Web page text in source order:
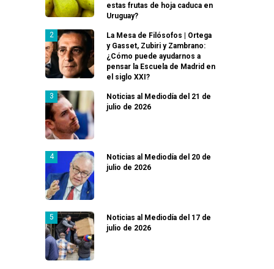
estas frutas de hoja caduca en
Uruguay?
La Mesa de Filósofos | Ortega
y Gasset, Zubiri y Zambrano:
¿Cómo puede ayudarnos a
pensar la Escuela de Madrid en
el siglo XXI?
Noticias al Mediodía del 21 de
julio de 2026
Noticias al Mediodía del 20 de
julio de 2026
Noticias al Mediodía del 17 de
julio de 2026